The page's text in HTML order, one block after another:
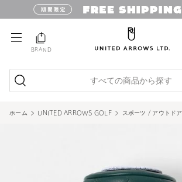
BRAND
すべての商品から探す
ホーム UNITED ARROWS GOLF スポーツ / アウトドア